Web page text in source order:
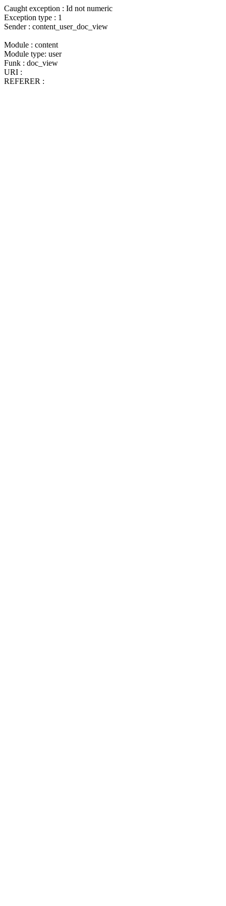
Caught exception : Id not numeric
Exception type : 1
Sender : content_user_doc_view
Module : content
Module type: user
Funk : doc_view
URI :
REFERER :